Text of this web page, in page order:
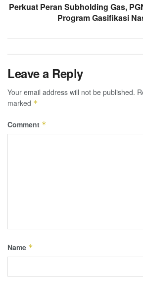
Perkuat Peran Subholding Gas,
Program Gasifikasi
Leave a Reply
Your email address will not be published.
marked *
Comment *
Name *